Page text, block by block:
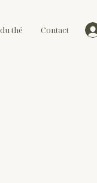
thé Contact